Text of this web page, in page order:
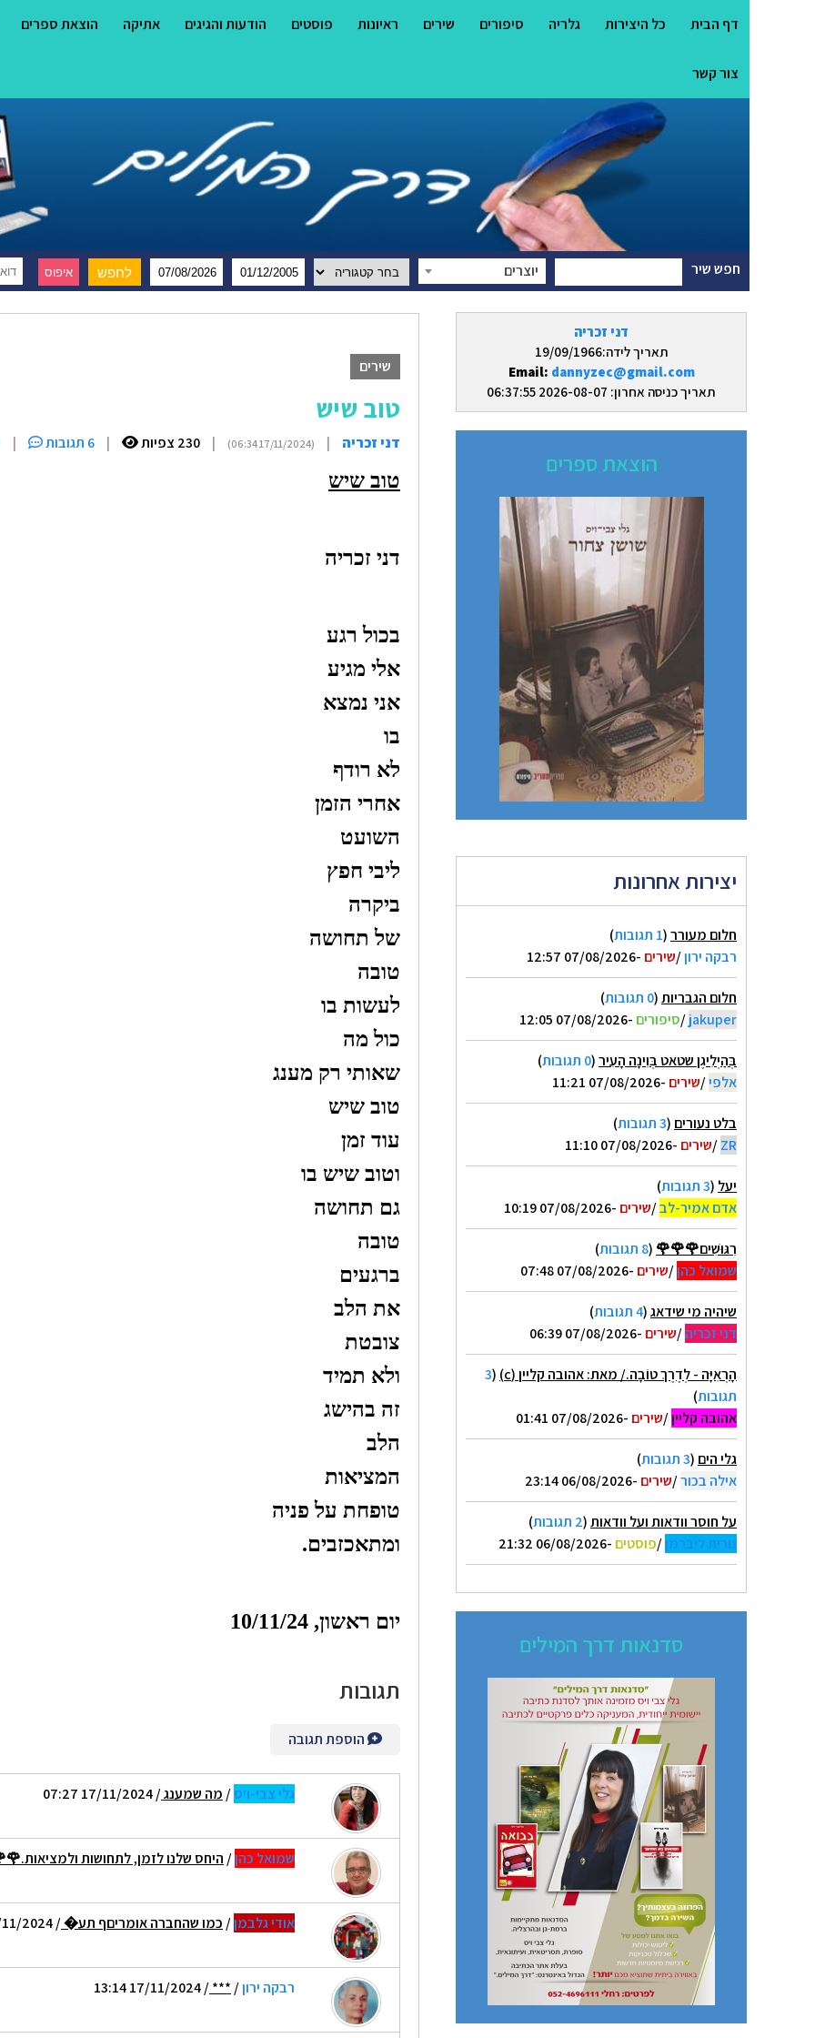
דף הבית כל היצירות גלריה סיפורים שירים ראיונות פוסטים הודעות והגיגים אתיקה הוצאת ספרים
צור קשר
חפש שיר יוצרים
דני זכריה
תאריך לידה:19/09/1966
Email: dannyzec@gmail.com
תאריך כניסה אחרון: 2026-08-07 06:37:55
הוצאת ספרים
יצירות אחרונות
חלום מעורר(1 תגובות
)
רבקה ירון/שירים -07/08/2026 12:57
חלום הגבריות(0 תגובות
)
jakuper
/סיפורים -07/08/2026 12:05
בְּהַיְלִיגֶן שטאט בְּוִינָה הָעִיר(0 תגובות
)
אלפי/שירים -07/08/2026 11:21
בלט נעורים (3 תגובות
)
ZR
/שירים -07/08/2026 11:10
יעל (3 תגובות
)
אדם אמיר-לב/שירים -07/08/2026 10:19
רִגּוּשִׁים🌹🌹🌹 (8 תגובות
)
שמואל כהן/שירים -07/08/2026 07:48
שיהיה מי שידאג(4 תגובות
)
דני זכריה/שירים -07/08/2026 06:39
הָרְאִיָּה - לְדֶרֶךְ טוֹבָה./ מאת: אהובה קליין (c) (
3
תגובות)
אהובה קליין/שירים -07/08/2026 01:41
גלי הים (3 תגובות
)
אילה בכור/שירים -06/08/2026 23:14
על חוסר וודאות ועל וודאות(2 תגובות
)
נורית ליברמן/פוסטים -06/08/2026 21:32
סדנאות דרך המילים
שירים
טוב שיש
דני זכריה |
(17/11/2024 06:34)
| 230 צפיות | 6 תגובות |
טוב שיש
דני זכריה
בכול רגע
אלי מגיע
אני נמצא
בו
לא רודף
אחרי הזמן
השועט
ליבי חפץ
ביקרה
של תחושה
טובה
לעשות בו
כול מה
שאותי רק מענג
טוב שיש
עוד זמן
וטוב שיש בו
גם תחושה
טובה
ברגעים
את הלב
צובטת
ולא תמיד
זה בהישג
הלב
המציאות
טופחת על פניה
ומתאכזבים.
יום ראשון, 10/11/24
תגובות
הוספת תגובה
גלי צבי-ויס/מה שמענג/ 17/11/2024 07:27
שמואל כהן/היחס שלנו לזמן, לתחושות
אודי גלבמן/כמו שהחברה אומריםף תע�/ 17/11/2024 08:43
רבקה ירון/
***
/ 17/11/2024 13:14